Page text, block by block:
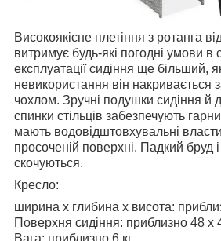
Високоякісне плетіння з ротанга
витримує будь-які погодні умови в
експлуатації сидіння ще більший,
невикористання він накривається
чохлом. Зручні подушки сидіння й
спинки стільців забезпечують
мають водовідштовхувальні
просоченій поверхні. Падкий бруд
скочуються.
Кресло:
ширина х глибина x висота:
Поверхня сидіння: приблизно 48 x
Вага: приблизно 6 кг.